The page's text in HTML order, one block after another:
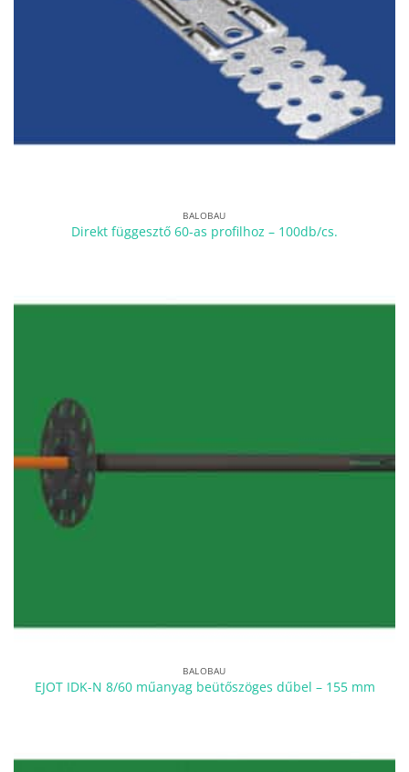
BALOBAU
Direkt függesztő 60-as profilhoz – 100db/cs.
BALOBAU
EJOT IDK-N 8/60 műanyag beütőszöges dűbel – 155 mm